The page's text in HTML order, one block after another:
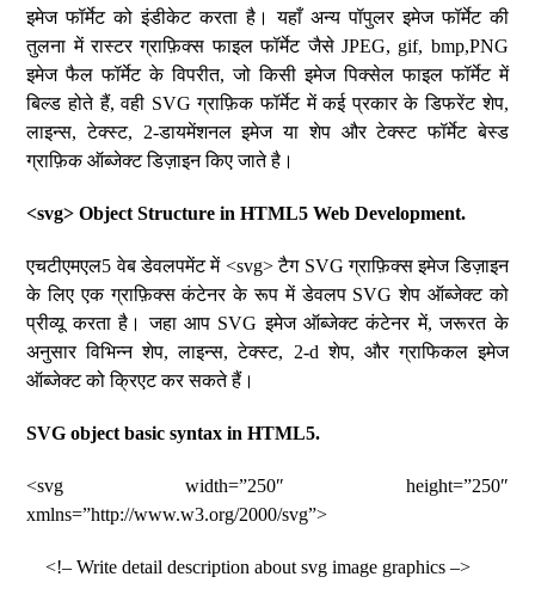
इमेज फॉर्मेट को इंडीकेट करता है। यहाँ अन्य पॉपुलर इमेज फॉर्मेट की
तुलना में रास्टर ग्राफ़िक्स फाइल फॉर्मेट जैसे JPEG, gif, bmp,PNG
इमेज फैल फॉर्मेट के विपरीत, जो किसी इमेज पिक्सेल फाइल फॉर्मेट में
बिल्ड होते हैं, वही SVG ग्राफ़िक फॉर्मेट में कई प्रकार के डिफरेंट शेप,
लाइन्स, टेक्स्ट, 2-डायमेंशनल इमेज या शेप और टेक्स्ट फॉर्मेट बेस्ड
ग्राफ़िक ऑब्जेक्ट डिज़ाइन किए जाते है।
<svg> Object Structure in HTML5 Web Development.
एचटीएमएल5 वेब डेवलपमेंट में <svg> टैग SVG ग्राफ़िक्स इमेज डिज़ाइन
के लिए एक ग्राफ़िक्स कंटेनर के रूप में डेवलप SVG शेप ऑब्जेक्ट को
प्रीव्यू करता है। जहा आप SVG इमेज ऑब्जेक्ट कंटेनर में, जरूरत के
अनुसार विभिन्न शेप, लाइन्स, टेक्स्ट, 2-d शेप, और ग्राफिकल इमेज
ऑब्जेक्ट को क्रिएट कर सकते हैं।
SVG object basic syntax in HTML5.
<svg width=”250″ height=”250″
xmlns=”http://www.w3.org/2000/svg”>
<!– Write detail description about svg image graphics –>